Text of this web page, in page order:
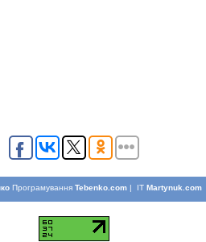
Програмування Tebenko.com| IT Martynuk.com